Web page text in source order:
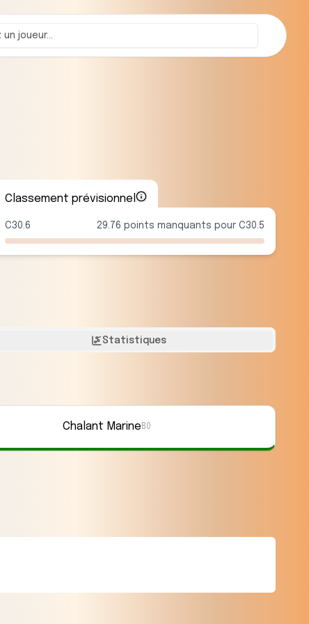
Classement prévisionnel
C30.6 29.76 points manquants pour C30.5
Statistiques
Chalant Marine B0